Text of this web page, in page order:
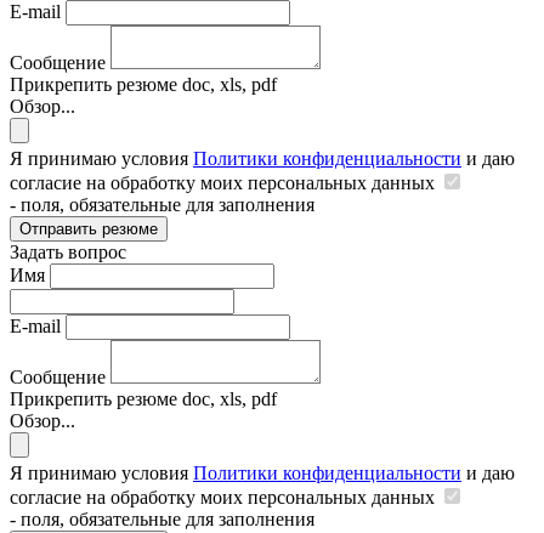
E-mail
Сообщение
Прикрепить резюме doc, xls, pdf
Обзор...
Я принимаю условия Политики конфиденциальности и даю
согласие на обработку моих персональных данных
- поля, обязательные для заполнения
Отправить резюме
Задать вопрос
Имя
E-mail
Сообщение
Прикрепить резюме doc, xls, pdf
Обзор...
Я принимаю условия Политики конфиденциальности и даю
согласие на обработку моих персональных данных
- поля, обязательные для заполнения